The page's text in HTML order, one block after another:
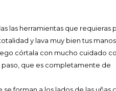
las herramientas que requieras
y lava muy bien tus
córtala con mucho cuidado
paso, que es completamente de
forman a los lados de las uñas